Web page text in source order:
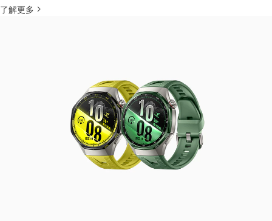
了解更多